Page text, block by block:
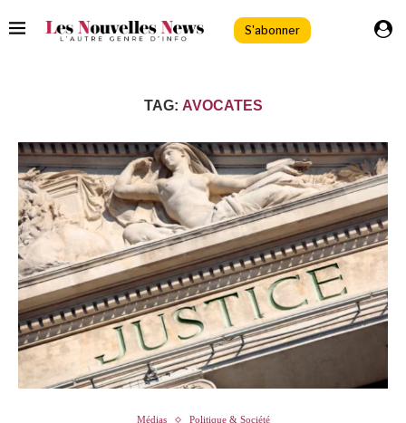
S'abonner
TAG: AVOCATES
Médias Politique & Société